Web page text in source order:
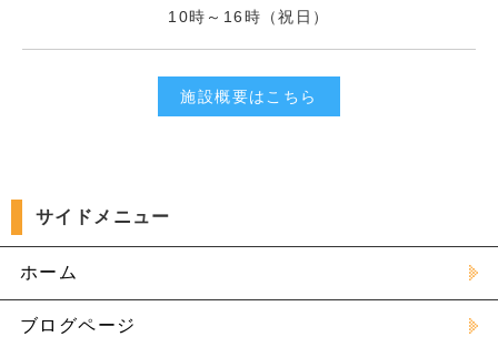
10時～16時（祝日）
施設概要はこちら
サイドメニュー
ホーム
ブログページ